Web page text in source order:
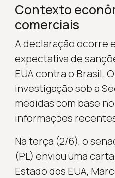
Contexto
comerciais
A declaração ocorre
expectativa de
EUA contra o Brasil.
investigação sob a
medidas com base
informações
Na terça (2/6), o
(PL) enviou uma
Estado dos EUA,